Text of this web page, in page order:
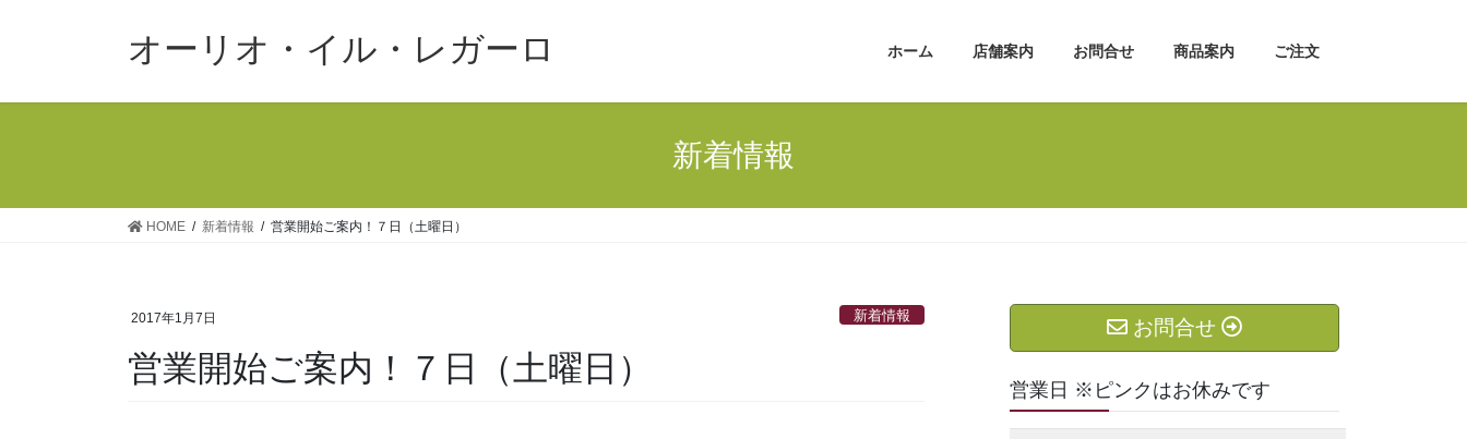
オーリオ・イル・レガーロ ホーム 店舗案内 お問合せ 商品案内 ご注文
新着情報
HOME 新着情報 営業開始ご案内！７日（土曜日）
2017年1月7日 新着情報
営業開始ご案内！７日（土曜日）
お問合せ
営業日 ※ピンクはお休みです